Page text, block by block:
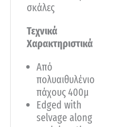
σκάλες
Τεχνικά
Χαρακτηριστικά
Από
πολυαιθυλένιο
πάχους 400μ
Edged with
selvage along